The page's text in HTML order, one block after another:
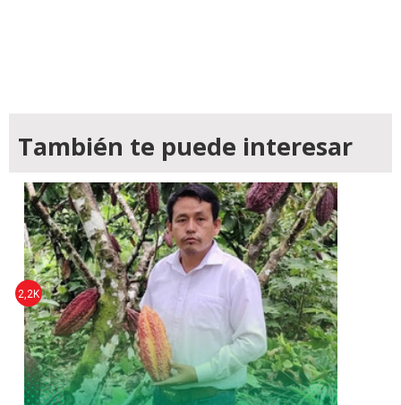
También te puede interesar
2,2K